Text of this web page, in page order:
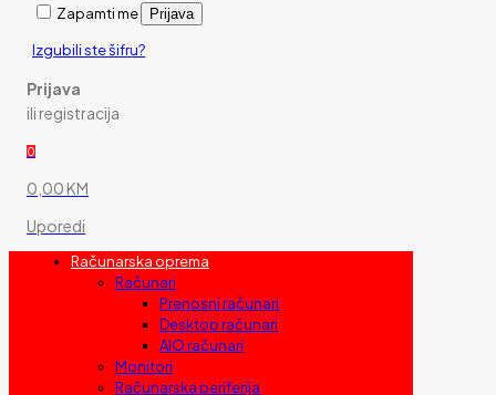
Zapamti me Prijava
Izgubili ste šifru?
Prijava
ili registracija
0
0,00 KM
Uporedi
Računarska oprema
Računari
Prenosni računari
Desktop računari
AIO računari
Monitori
Računarska periferija